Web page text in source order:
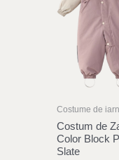
Costume de
Costum de
Color Block
Slate